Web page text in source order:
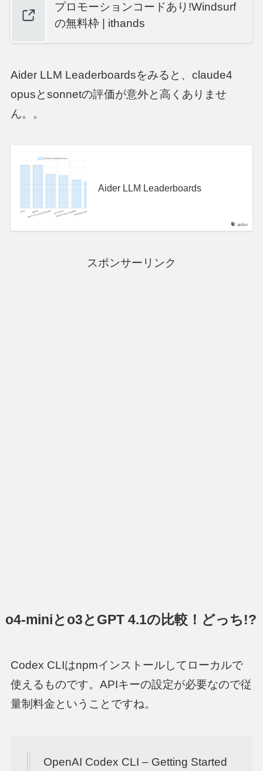
プロモーションコードあり!Windsurf
の無料枠 | ithands
Aider LLM Leaderboardsをみると、claude4
opusとsonnetの評価が意外と高くありませ
ん。。
aider
Aider LLM Leaderboards
スポンサーリンク
o4-miniとo3とGPT 4.1の比較！どっち!?
Codex CLIはnpmインストールしてローカルで
使えるものです。APIキーの設定が必要なので従
量制料金ということですね。
OpenAI Codex CLI – Getting Started